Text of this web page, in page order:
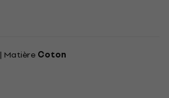
| Matière Coton